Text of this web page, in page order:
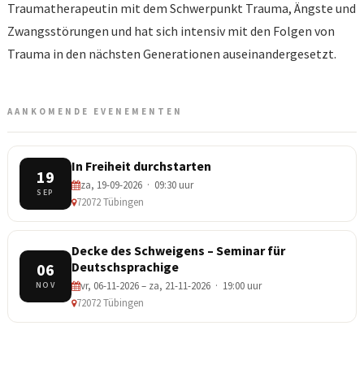
Traumatherapeutin mit dem Schwerpunkt Trauma, Ängste und
Zwangsstörungen und hat sich intensiv mit den Folgen von
Trauma in den nächsten Generationen auseinandergesetzt.
AANKOMENDE EVENEMENTEN
19
SEP
In Freiheit durchstarten
za, 19-09-2026 · 09:30 uur
72072 Tübingen
06
NOV
Decke des Schweigens – Seminar für
Deutschsprachige
vr, 06-11-2026 – za, 21-11-2026 · 19:00 uur
72072 Tübingen